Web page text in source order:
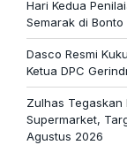
Hari Kedua
Semarak di
Dasco Resmi
Ketua DPC
Zulhas Tegaskan
Supermarket,
Agustus 2026